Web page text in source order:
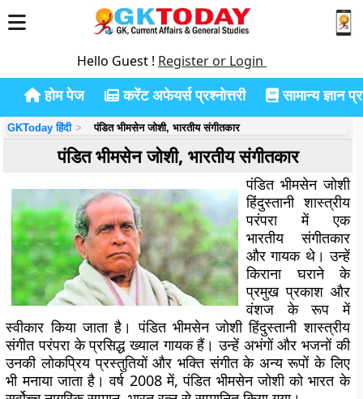
Hello Guest ! Register or Login
होम पेज करेंट अफेयर्स प्रश्नोत्तरी सामान्य ज्ञान
GKToday हिंदी पंडित भीमसेन जोशी, भारतीय संगीतकार
पंडित भीमसेन जोशी, भारतीय संगीतकार
पंडित भीमसेन जोशी
हिंदुस्तानी शास्त्रीय
परंपरा में एक
भारतीय संगीतकार
और गायक थे। उन्हें
किराना घराने के
प्रमुख प्रकाश और
वंशज के रूप में
स्वीकार किया जाता है। पंडित भीमसेन जोशी हिंदुस्तानी शास्त्रीय
संगीत परंपरा के प्रसिद्ध ख्याल गायक हैं। उन्हें अभंगों और भजनों की
उनकी लोकप्रिय प्रस्तुतियों और भक्ति संगीत के अन्य रूपों के लिए
भी मनाया जाता है। वर्ष 2008 में, पंडित भीमसेन जोशी को भारत के